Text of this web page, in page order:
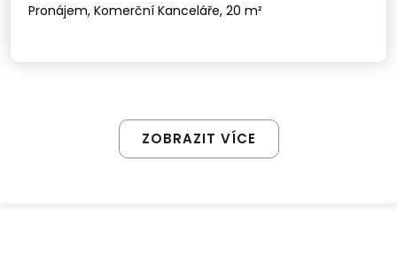
Pronájem, Komerční Kanceláře, 20 m²
ZOBRAZIT VÍCE